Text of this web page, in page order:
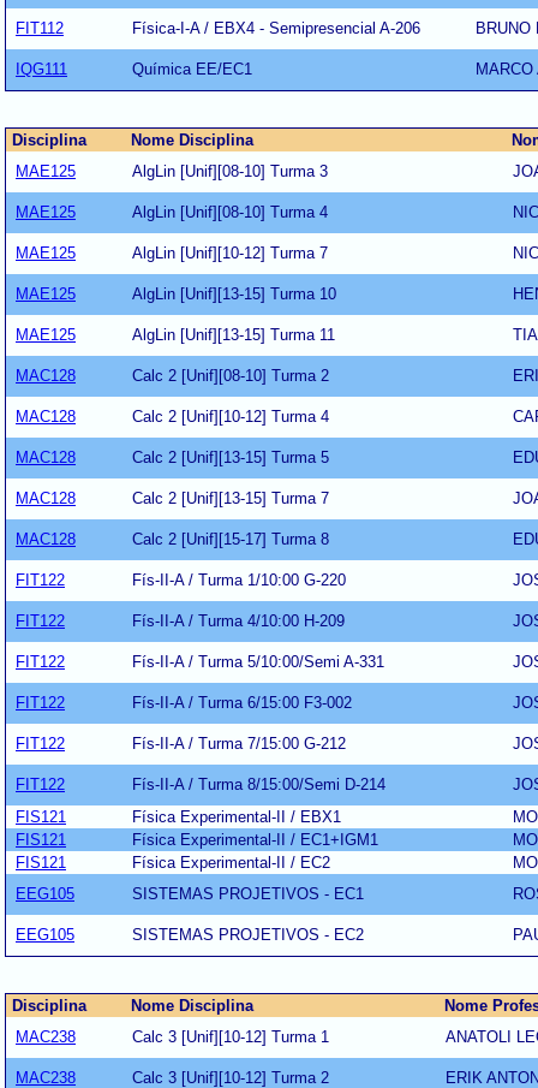
FIT112 Física-I-A / EBX4 - Semipresencial A-206 BRUNO
IQG111 Química EE/EC1
Disciplina Nome Disciplina
MAE125
AlgLin [Unif][08-10] Turma 3
MAE125 AlgLin [Unif][08-10] Turma 4
MAE125 AlgLin [Unif][10-12] Turma 7
MAE125 AlgLin [Unif][13-15] Turma 10
MAE125 AlgLin [Unif][13-15] Turma 11
MAC128 Calc 2 [Unif][08-10] Turma 2
MAC128 Calc 2 [Unif][10-12] Turma 4
MAC128 Calc 2 [Unif][13-15] Turma 5
MAC128 Calc 2 [Unif][13-15] Turma 7
MAC128 Calc 2 [Unif][15-17] Turma 8
FIT122 Fís-II-A / Turma 1/10:00 G-220
FIT122 Fís-II-A / Turma 4/10:00 H-209
FIT122 Fís-II-A / Turma 5/10:00/Semi A-331
FIT122 Fís-II-A / Turma 6/15:00 F3-002
FIT122 Fís-II-A / Turma 7/15:00 G-212
FIT122 Fís-II-A / Turma 8/15:00/Semi D-214
FIS121
Física Experimental-II / EBX1
FIS121
Física Experimental-II / EC1+IGM1
FIS121
Física Experimental-II / EC2
EEG105
SISTEMAS PROJETIVOS - EC1
EEG105 SISTEMAS PROJETIVOS - EC2
Disciplina Nome Disciplina
Nome
MAC238
Calc 3 [Unif][10-12] Turma 1 ANATOLI
MAC238 Calc 3 [Unif][10-12] Turma 2 ERIK